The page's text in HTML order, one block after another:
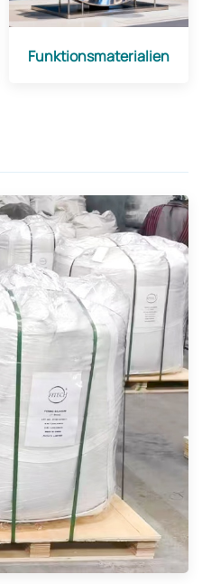
Funktionsmaterialien